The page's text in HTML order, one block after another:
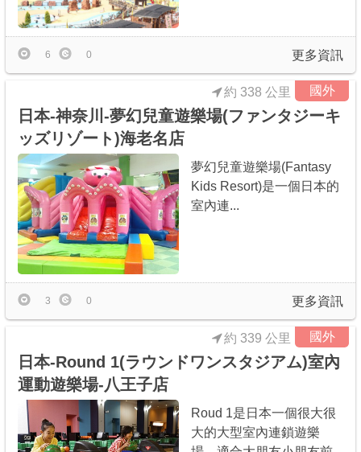
更多資訊
6 0
國外
日本-神奈川-夢幻兒童遊樂場(ファンタジーキ
ッズリゾート)海老名店
約 338 公里
夢幻兒童遊樂場(Fantasy
Kids Resort)是一個日本的
室內連...
更多資訊
3 0
國外
日本-Round 1(ラウンドワンスタジアム)室內
運動遊樂場-八王子店
約 339 公里
Roud 1是日本一個很大很
大的大型室內連鎖遊樂